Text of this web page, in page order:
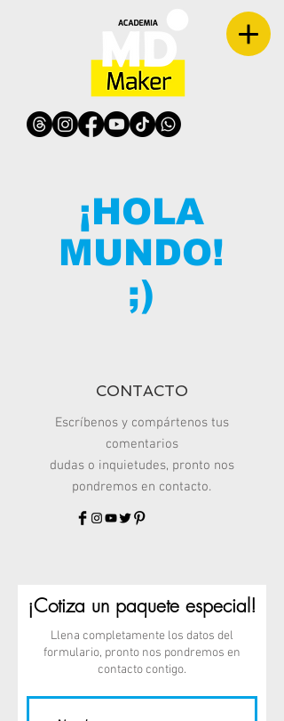
¡HOLA
MUNDO!
;)
CONTACTO
Escríbenos y compártenos tus
comentarios
dudas o inquietudes, pronto nos
pondremos en contacto.
¡Cotiza un paquete especial!
Llena completamente los datos del
formulario, pronto nos pondremos en
contacto contigo.